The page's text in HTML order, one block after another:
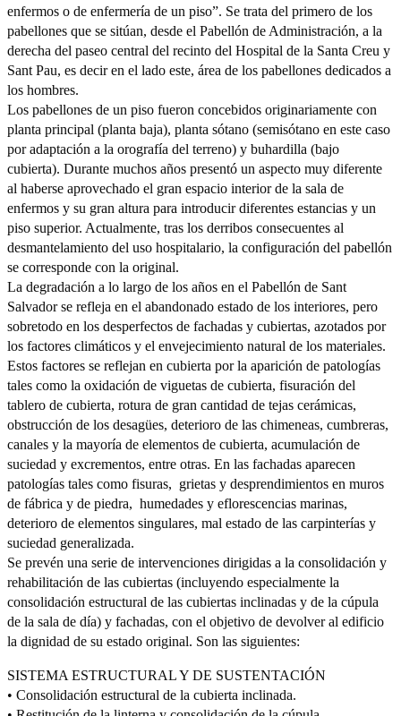
enfermos o de enfermería de un piso”. Se trata del primero de los
pabellones que se sitúan, desde el Pabellón de Administración, a la
derecha del paseo central del recinto del Hospital de la Santa Creu y
Sant Pau, es decir en el lado este, área de los pabellones dedicados a
los hombres.
Los pabellones de un piso fueron concebidos originariamente con
planta principal (planta baja), planta sótano (semisótano en este caso
por adaptación a la orografía del terreno) y buhardilla (bajo
cubierta). Durante muchos años presentó un aspecto muy diferente
al haberse aprovechado el gran espacio interior de la sala de
enfermos y su gran altura para introducir diferentes estancias y un
piso superior. Actualmente, tras los derribos consecuentes al
desmantelamiento del uso hospitalario, la configuración del pabellón
se corresponde con la original.
La degradación a lo largo de los años en el Pabellón de Sant
Salvador se refleja en el abandonado estado de los interiores, pero
sobretodo en los desperfectos de fachadas y cubiertas, azotados por
los factores climáticos y el envejecimiento natural de los materiales.
Estos factores se reflejan en cubierta por la aparición de patologías
tales como la oxidación de viguetas de cubierta, fisuración del
tablero de cubierta, rotura de gran cantidad de tejas cerámicas,
obstrucción de los desagües, deterioro de las chimeneas, cumbreras,
canales y la mayoría de elementos de cubierta, acumulación de
suciedad y excrementos, entre otras. En las fachadas aparecen
patologías tales como fisuras, grietas y desprendimientos en muros
de fábrica y de piedra, humedades y eflorescencias marinas,
deterioro de elementos singulares, mal estado de las carpinterías y
suciedad generalizada.
Se prevén una serie de intervenciones dirigidas a la consolidación y
rehabilitación de las cubiertas (incluyendo especialmente la
consolidación estructural de las cubiertas inclinadas y de la cúpula
de la sala de día) y fachadas, con el objetivo de devolver al edificio
la dignidad de su estado original. Son las siguientes:
SISTEMA ESTRUCTURAL Y DE SUSTENTACIÓN
• Consolidación estructural de la cubierta inclinada.